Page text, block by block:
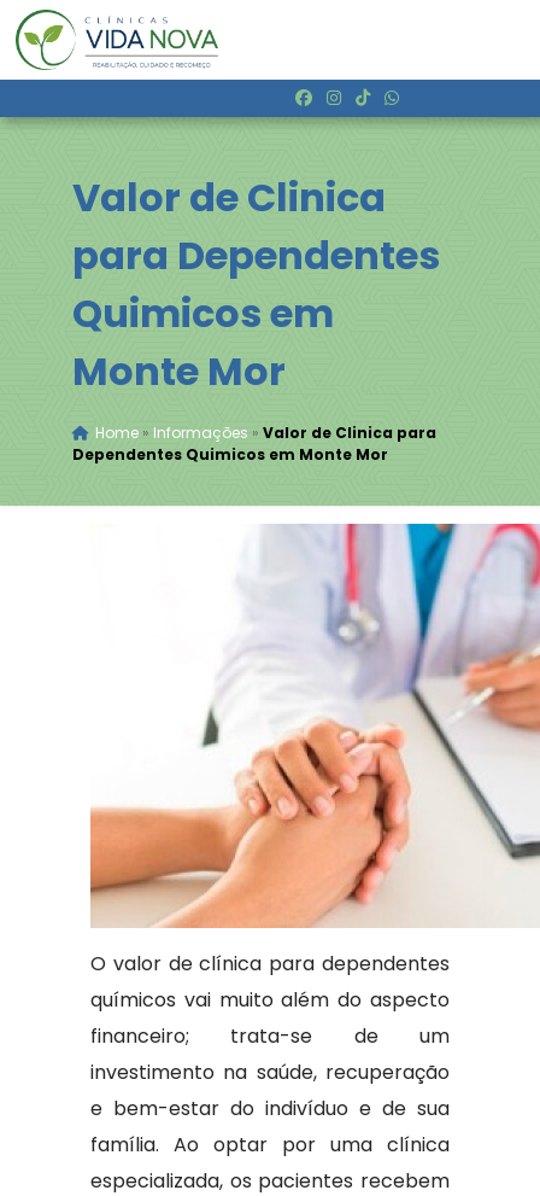
Valor de Clinica
para Dependentes
Quimicos em
Monte Mor
Home» Informações » Valor de Clinica para
Dependentes Quimicos em Monte Mor
O valor de clínica para dependentes
químicos vai muito além do aspecto
financeiro; trata-se de um
investimento na saúde, recuperação
e bem-estar do indivíduo e de sua
família. Ao optar por uma clínica
especializada, os pacientes recebem